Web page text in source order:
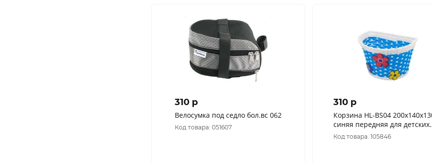
310 p
Велосумка под седло бол.вс 062
Код товара: 051607
310 p
Корзина HL-BS04
синяя передняя для детских
велосипедов, арт. 270082
Код товара: 105846